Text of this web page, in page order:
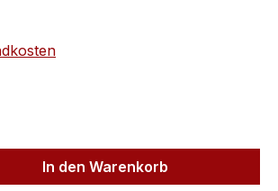
den gewünschten Wert
In den Warenkorb